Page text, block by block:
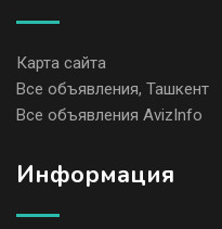
Карта сайта
Все объявления, Ташкент
Все объявления AvizInfo
Информация